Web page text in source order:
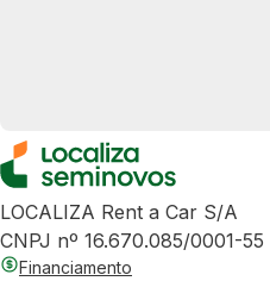
LOCALIZA Rent a Car S/A
CNPJ nº 16.670.085/0001-55
Financiamento